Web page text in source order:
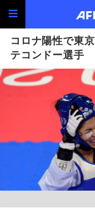
コロナ陽性で東
テコンドー選手